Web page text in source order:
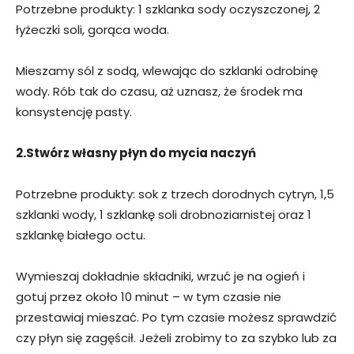
Potrzebne produkty: 1 szklanka sody oczyszczonej, 2
łyżeczki soli, gorąca woda.
Mieszamy sól z sodą, wlewając do szklanki odrobinę
wody. Rób tak do czasu, aż uznasz, że środek ma
konsystencję pasty.
2.Stwórz własny płyn do mycia naczyń
Potrzebne produkty: sok z trzech dorodnych cytryn, 1,5
szklanki wody, 1 szklankę soli drobnoziarnistej oraz 1
szklankę białego octu.
Wymieszaj dokładnie składniki, wrzuć je na ogień i
gotuj przez około 10 minut – w tym czasie nie
przestawiaj mieszać. Po tym czasie możesz sprawdzić
czy płyn się zagęścił. Jeżeli zrobimy to za szybko lub za